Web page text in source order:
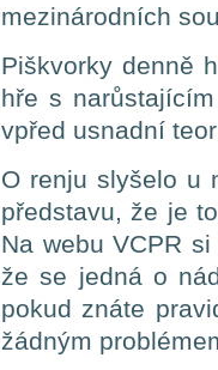
mezinárodních
Piškvorky denně
hře s
vpřed usnadní
O renju slyšelo u
představu, že je
Na webu VCPR
že se jedná o
pokud znáte
žádným